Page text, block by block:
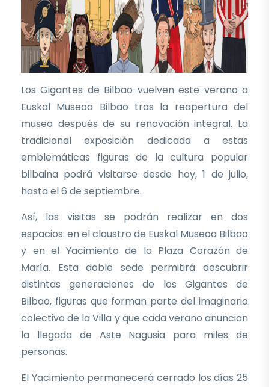
Los Gigantes de Bilbao vuelven este verano a
Euskal Museoa Bilbao tras la reapertura del
museo después de su renovación integral. La
tradicional exposición dedicada a estas
emblemáticas figuras de la cultura popular
bilbaina podrá visitarse desde hoy, 1 de julio,
hasta el 6 de septiembre.
Así, las visitas se podrán realizar en dos
espacios: en el claustro de Euskal Museoa Bilbao
y en el Yacimiento de la Plaza Corazón de
María. Esta doble sede permitirá descubrir
distintas generaciones de los Gigantes de
Bilbao, figuras que forman parte del imaginario
colectivo de la Villa y que cada verano anuncian
la llegada de Aste Nagusia para miles de
personas.
El Yacimiento permanecerá cerrado los días 25